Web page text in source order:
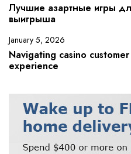
Лучшие азартные игры
выигрыша
January 5, 2026
Navigating casino
experience